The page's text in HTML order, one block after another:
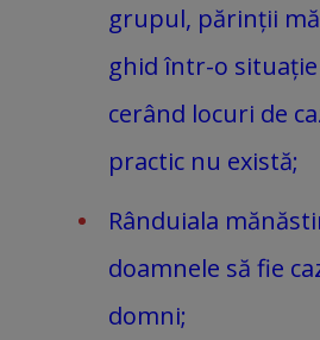
grupul, părinții
ghid într-o
cerând locuri de
practic nu există;
Rânduiala
doamnele să fie
domni;